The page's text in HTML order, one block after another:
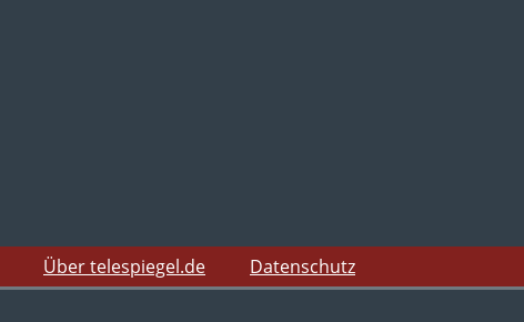
Über telespiegel.de
Datenschutz